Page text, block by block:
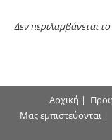
Δεν περιλαμβάνεται
Αρχική |
Μας εμπιστεύονται|